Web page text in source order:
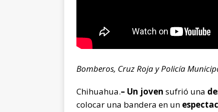
Bomberos, Cruz Roja y Policía
Chihuahua.– Un joven sufrió una
colocar una bandera en un